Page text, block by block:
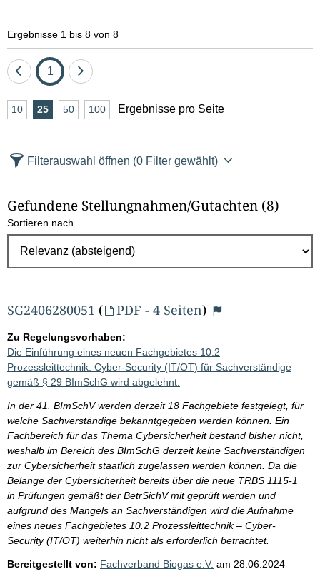
h
Ergebnisse 1 bis 8 von 8
Eine
zurück
Seite
1
Eine
vor
A
z
l
E
g
e
b
n
i
s
s
e
p
r
o
S
e
i
t
e
10Ergebnisse
25Ergebnisse
50Ergebnisse
100Ergebnisse
Ergebnisse pro Seite
Filterauswahl öffnen (0 Filter gewählt)
Gefundene Stellungnahmen/⁠Gutachten (8)
Sortieren nach
SG2406280051 ( PDF - 4 Seiten)
Zu Regelungsvorhaben:
Die Einführung eines neuen Fachgebietes 10.2
Prozessleittechnik. Cyber-Security (IT/OT) für Sachverständige
gemäß § 29 BImSchG wird abgelehnt.
In der 41. BImSchV werden derzeit 18 Fachgebiete festgelegt, für
welche Sachverständige bekanntgegeben werden können. Ein
Fachbereich für das Thema Cybersicherheit bestand bisher nicht,
weshalb im Bereich des BImSchG derzeit keine Sachverständigen
zur Cybersicherheit staatlich zugelassen werden können. Da die
Belange der Cybersicherheit bereits über die neue TRBS 1115-1
in Prüfungen gemäßt der BetrSichV mit geprüft werden und
aufgrund des Mangels an Sachverständigen wird die Aufnahme
eines neues Fachgebietes 10.2 Prozessleittechnik – Cyber-
Security (IT/OT) weiterhin nicht als erforderlich betrachtet.
Bereitgestellt von: Fachverband Biogas e.V. am 28.06.2024